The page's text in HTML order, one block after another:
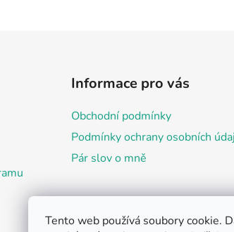
Tento web používá soubory cookie.
Informace pro vás
Obchodní podmínky
Podmínky ochrany osobních
Pár slov o mně